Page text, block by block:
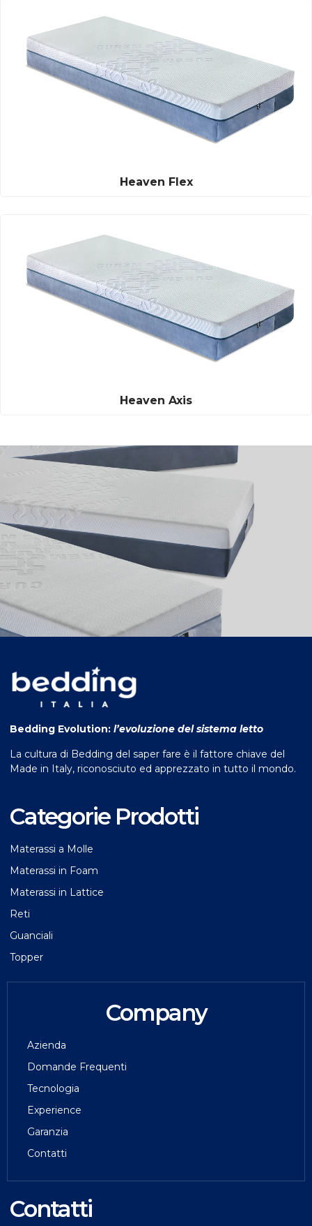
Heaven Flex
Heaven Axis
Bedding Evolution: l’evoluzione del sistema letto
La cultura di Bedding del saper fare è il fattore chiave del
Made in Italy, riconosciuto ed apprezzato in tutto il mondo.
Categorie Prodotti
Materassi a Molle
Materassi in Foam
Materassi in Lattice
Reti
Guanciali
Topper
Company
Azienda
Domande Frequenti
Tecnologia
Experience
Garanzia
Contatti
Contatti